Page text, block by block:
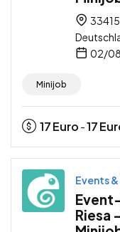
02/
Minijob
17Euro -17
Events
Riesa